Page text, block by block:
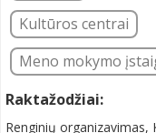
Kultūros centrai
Meno mokymo
Raktažodžiai:
Renginių